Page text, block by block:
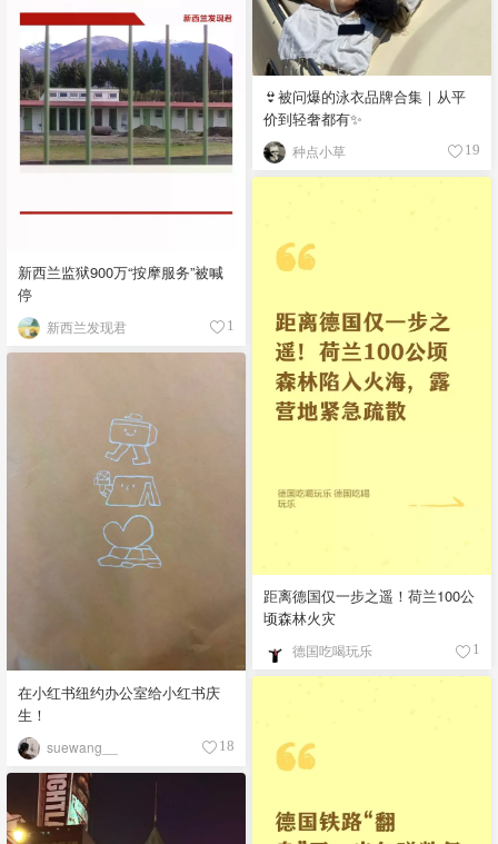
👙被问爆的泳衣品牌合集｜从平
价到轻奢都有✨
种点小草 19
新西兰监狱900万“按摩服务”被喊
停
新西兰发现君 1
距离德国仅一步之遥！荷兰100公
顷森林火灾
德国吃喝玩乐 1
在小红书纽约办公室给小红书庆
生！
suewang__ 18